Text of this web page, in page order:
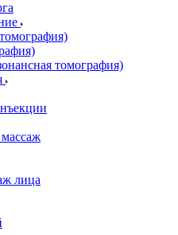
томография)
лица